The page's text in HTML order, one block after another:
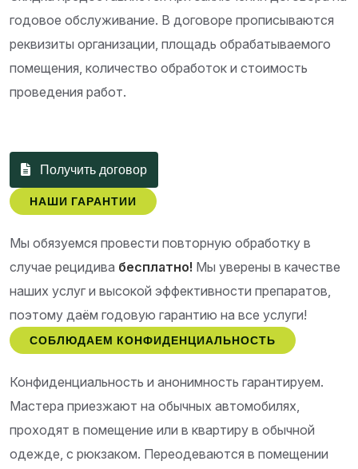
годовое обслуживание. В договоре прописываются
реквизиты организации, площадь обрабатываемого
помещения, количество обработок и стоимость
проведения работ.
Получить договор
НАШИ ГАРАНТИИ
Мы обязуемся провести повторную обработку в
случае рецидива бесплатно! Мы уверены в качестве
наших услуг и высокой эффективности препаратов,
поэтому даём годовую гарантию на все услуги!
СОБЛЮДАЕМ КОНФИДЕНЦИАЛЬНОСТЬ
Конфиденциальность и анонимность гарантируем.
Мастера приезжают на обычных автомобилях,
проходят в помещение или в квартиру в обычной
одежде, с рюкзаком. Переодеваются в помещении